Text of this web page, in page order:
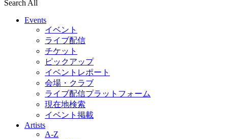
Search All
Events
イベント
ライブ配信
チケット
ピックアップ
イベントレポート
会場・クラブ
ライブ配信プラットフォーム
現在地検索
イベント掲載
Artists
A-Z